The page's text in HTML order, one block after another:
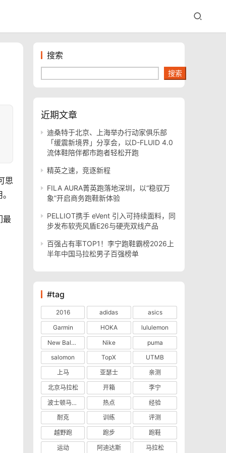
思
最
搜索
搜索
近期文章
迪桑特于北京、上海举办行动家俱乐部
「缓震新境界」分享会，以D-FLUID 4.0
流体鞋陪伴都市跑者轻松开跑
精英之速，竞逐新程
FILA AURA菁英跑落地深圳，以“稳驭万
象”开启商务跑鞋新体验
PELLIOT携手 eVent 引入可持续面料，同
步发布软壳风盾E26与硬壳双线产品
百强占有率TOP1！李宁跑鞋霸榜2026上
半年中国马拉松男子百强榜单
#tag
2016 adidas
asics
Garmin
HOKA
lululemon
New Balance
Nike
puma
salomon
TopX
UTMB
上马
亚瑟士
亲测
北京马拉松
开箱
李宁
波士顿马拉松
热点
经验
耐克
训练
评测
越野跑
跑步
跑鞋
运动
阿迪达斯 马拉松